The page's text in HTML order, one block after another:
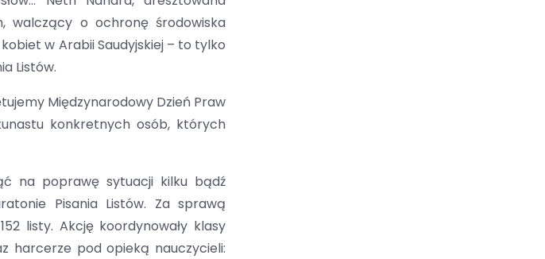
walczący o ochronę środowiska
w Arabii Saudyjskiej – to tylko
Listów.
Międzynarodowy Dzień Praw
konkretnych osób, których
na poprawę sytuacji kilku bądź
Pisania Listów. Za sprawą
listy. Akcję koordynowały klasy
harcerze pod opieką nauczycieli: